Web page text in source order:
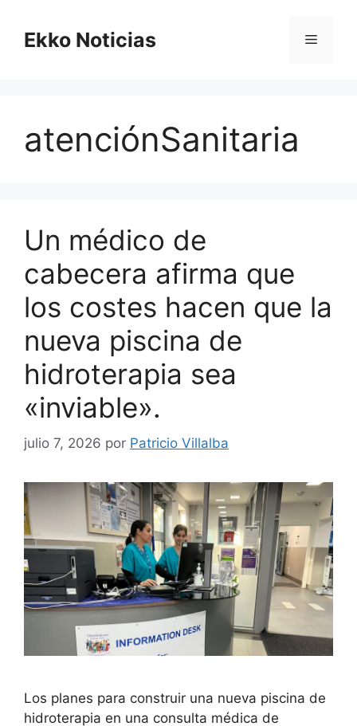
contenido
Ekko Noticias Menú
atenciónSanitaria
Un médico de
cabecera afirma que
los costes hacen que la
nueva piscina de
hidroterapia sea
«inviable».
julio 7, 2026 por Patricio Villalba
Los planes para construir una nueva piscina de
hidroterapia en una consulta médica de